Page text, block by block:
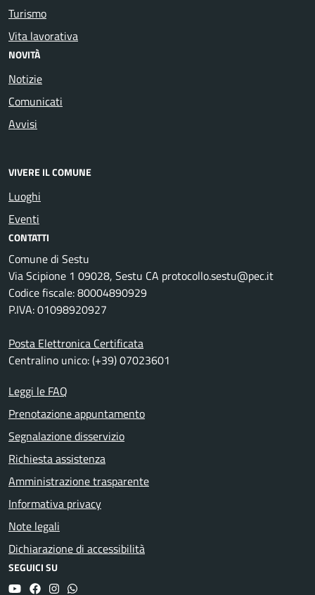
Turismo
Vita lavorativa
NOVITÀ
Notizie
Comunicati
Avvisi
VIVERE IL COMUNE
Luoghi
Eventi
CONTATTI
Comune di Sestu
Via Scipione 1 09028, Sestu CA protocollo.sestu@pec.it
Codice fiscale: 80004890929
P.IVA: 01098920927
Posta Elettronica Certificata
Centralino unico: (+39) 07023601
Leggi le FAQ
Prenotazione appuntamento
Segnalazione disservizio
Richiesta assistenza
Amministrazione trasparente
Informativa privacy
Note legali
Dichiarazione di accessibilità
SEGUICI SU
YouTubeFacebookInstagram
Whatsapp